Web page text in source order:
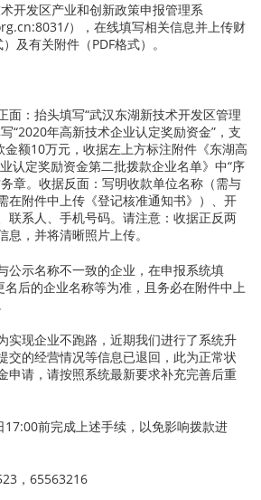
开发区产业和创新政策申报管理系
），在线填写相关信息并上传财
及有关附件（PDF格式）。
面：抬头填写“武汉东湖新技术开发区管理
“2020年高新技术企业认定奖励资金”，支
金额10万元，收据左上方标注附件《东湖高
认定奖励资金第二批拨款企业名单》中“序
章。收据反面：写明收款单位名称（需与
在附件中上传《登记核准通知书》）、开
联系人、手机号码。请注意：收据正反两
，并将清晰照片上传。
公示名称不一致的企业，在申报系统填
名后的企业名称等为准，且务必在附件中上
实现企业不跑路，近期我们进行了系统升
交的经营情况等信息已退回，此为正常状
申请，请按照系统最新要求补充完善后重
前完成上述手续，以免影响拨款进
，65563216